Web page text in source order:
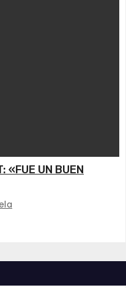
«FUE UN BUEN